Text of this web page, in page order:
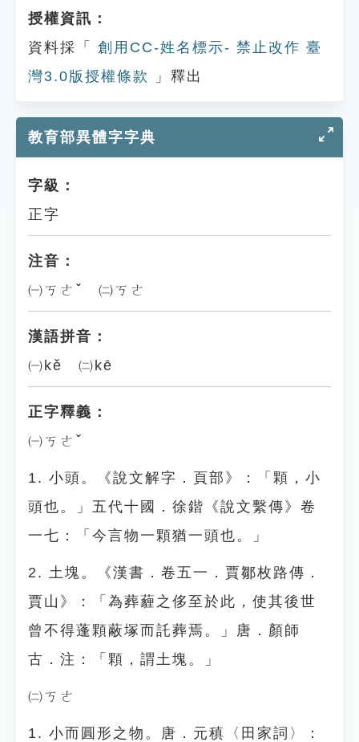
授權資訊：
資料採「
創用CC-姓名標示- 禁止改作 臺
灣3.0版授權條款
」釋出
教育部異體字字典
字級：
正字
注音：
㈠ㄎㄜˇ ㈡ㄎㄜ
漢語拼音：
㈠kě ㈡kē
正字釋義：
㈠ㄎㄜˇ
1. 小頭。《說文解字．頁部》：「顆，小
頭也。」五代十國．徐鍇《說文繫傳》卷
一七：「今言物一顆猶一頭也。」
2. 土塊。《漢書．卷五一．賈鄒枚路傳．
賈山》：「為葬薶之侈至於此，使其後世
曾不得蓬顆蔽塚而託葬焉。」唐．顏師
古．注：「顆，謂土塊。」
㈡ㄎㄜ
1. 小而圓形之物。唐．元稹〈田家詞〉：